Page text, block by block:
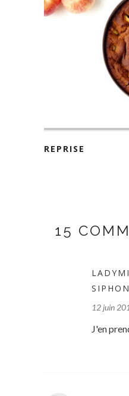
REPRISE
15
12 juin
J'en